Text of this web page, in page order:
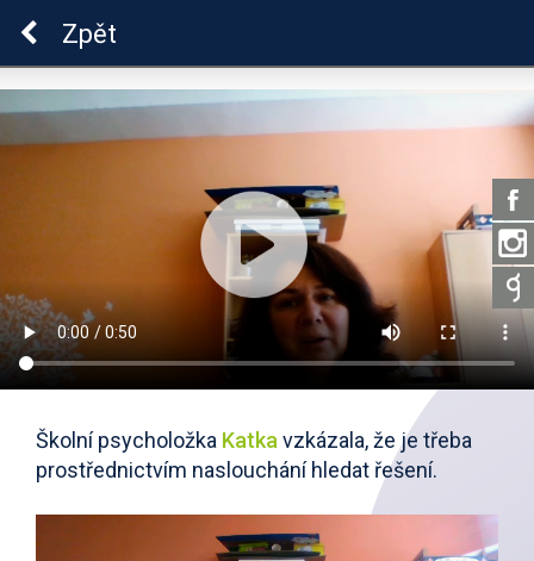
Zpět
Školní psycholožka Katka vzkázala, že je třeba
prostřednictvím naslouchání hledat řešení.